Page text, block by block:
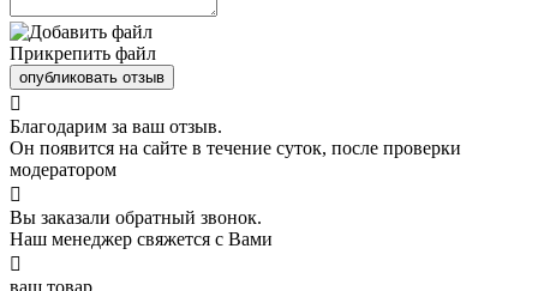
Прикрепить файл
опубликовать отзыв

Благодарим за ваш отзыв.
Он появится на сайте в течение суток, после проверки
модератором

Вы заказали обратный звонок.
Наш менеджер свяжется с Вами

ваш товар